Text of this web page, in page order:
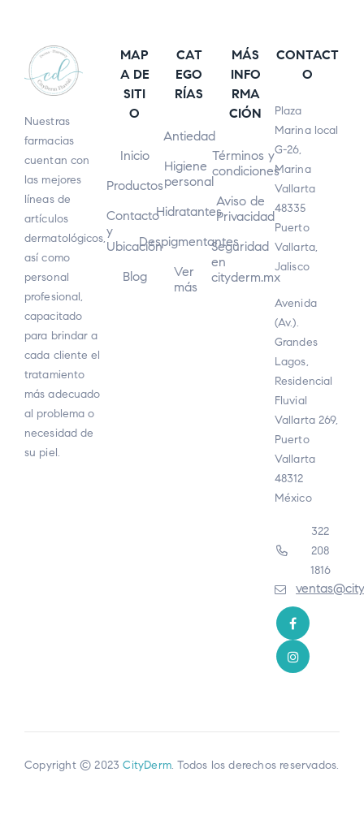
Nuestras
farmacias
cuentan con
las mejores
líneas de
artículos
dermatológicos,
así como
personal
profesional,
capacitado
para brindar a
cada cliente el
tratamiento
más adecuado
al problema o
necesidad de
su piel.
MAP
A DE
SITI
O
Inicio
Productos
Contacto
y
Ubicación
Blog
CAT
EGO
RÍAS
Antiedad
Higiene
personal
Hidratantes
Despigmentantes
Ver
más
MÁS
INFO
RMA
CIÓN
Términos y
condiciones
Aviso de
Privacidad
Seguridad
en
cityderm.mx
CONTACT
O
Plaza
Marina local
G-26,
Marina
Vallarta
48335
Puerto
Vallarta,
Jalisco
Avenida
(Av.).
Grandes
Lagos,
Residencial
Fluvial
Vallarta 269,
Puerto
Vallarta
48312
México
322
208
1816
Copyright © 2023CityDerm. Todos los derechos reservados.